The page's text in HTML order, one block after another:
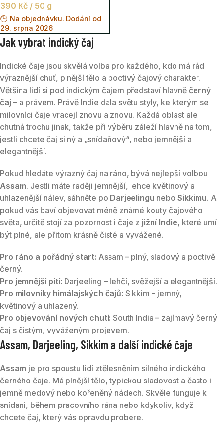
jemnou nasládlou chutí,
elegantní vůní a
sametově lehkým
nálevem.
390 Kč / 50 g
🕒 Na objednávku. Dodání od
29. srpna 2026
Jak vybrat indický čaj
Indické čaje jsou skvělá volba pro každého, kdo má rád
výraznější chuť, plnější tělo a poctivý čajový charakter.
Většina lidí si pod indickým čajem představí hlavně černý
čaj – a právem. Právě Indie dala světu styly, ke kterým se
milovníci čaje vracejí znovu a znovu. Každá oblast ale
chutná trochu jinak, takže při výběru záleží hlavně na tom,
jestli chcete čaj silný a „snídaňový“, nebo jemnější a
elegantnější.
Pokud hledáte výrazný čaj na ráno, bývá nejlepší volbou
Assam. Jestli máte raději jemnější, lehce květinový a
uhlazenější nálev, sáhněte po Darjeelingu nebo Sikkimu. A
pokud vás baví objevovat méně známé kouty čajového
světa, určitě stojí za pozornost i čaje z jižní Indie, které umí
být plné, ale přitom krásně čisté a vyvážené.
Pro ráno a pořádný start: Assam – plný, sladový a poctivě
černý.
Pro jemnější pití: Darjeeling – lehčí, svěžejší a elegantnější.
Pro milovníky himálajských čajů: Sikkim – jemný,
květinový a uhlazený.
Pro objevování nových chutí: South India – zajímavý černý
čaj s čistým, vyváženým projevem.
Assam, Darjeeling, Sikkim a další indické čaje
Assam je pro spoustu lidí ztělesněním silného indického
černého čaje. Má plnější tělo, typickou sladovost a často i
jemně medový nebo kořeněný nádech. Skvěle funguje k
snídani, během pracovního rána nebo kdykoliv, když
chcete čaj, který vás opravdu probere.